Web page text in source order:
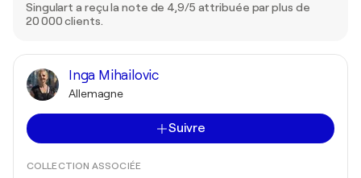
Singulart a reçu la note de 4,9/5 attribuée par plus de
20 000 clients.
Inga Mihailovic
Allemagne
Suivre
COLLECTION ASSOCIÉE